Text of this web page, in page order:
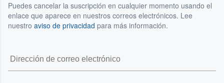
Puedes cancelar la suscripción en cualquier momento usando el
enlace que aparece en nuestros correos electrónicos. Lee
nuestro aviso de privacidad para más información.